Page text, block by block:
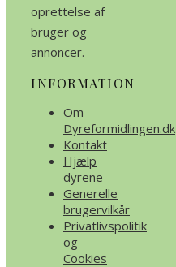
oprettelse af
bruger og
annoncer.
INFORMATION
Om
Dyreformidlingen.dk
Kontakt
Hjælp
dyrene
Generelle
brugervilkår
Privatlivspolitik
og
Cookies